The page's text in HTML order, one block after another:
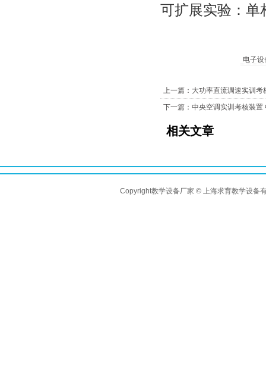
可扩展实验：单
电子
上一篇：大功率直流调速实训
下一篇：中央空调实训考核装置
相关文章
Copyright教学设备厂家 © 上海求育教学设备